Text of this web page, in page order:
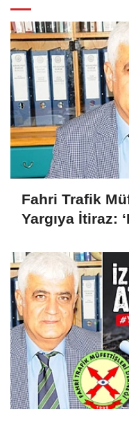
Fahri Trafik
Yargıya İtiraz:
Hukuksuzdur’